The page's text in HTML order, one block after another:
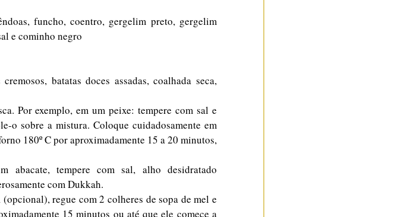
funcho, coentro, gergelim preto, gergelim
e cominho negro
batatas doces assadas, coalhada seca,
Por exemplo, em um peixe: tempere com sal e
o sobre a mistura. Coloque cuidadosamente em
180º C por aproximadamente 15 a 20 minutos,
abacate, tempere com sal, alho desidratado
com Dukkah.
regue com 2 colheres de sopa de mel e
15 minutos ou até que ele comece a